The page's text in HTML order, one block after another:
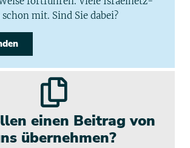
mit. Sind Sie dabei?
einen Beitrag von
übernehmen?